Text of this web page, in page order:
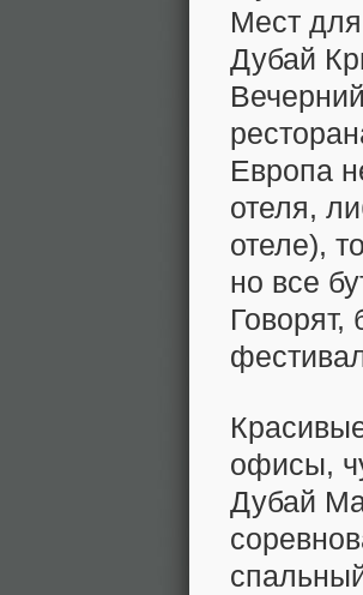
Мест
Дубай
Европа
отеля,
отеле),
но все
офисы,
Дубай